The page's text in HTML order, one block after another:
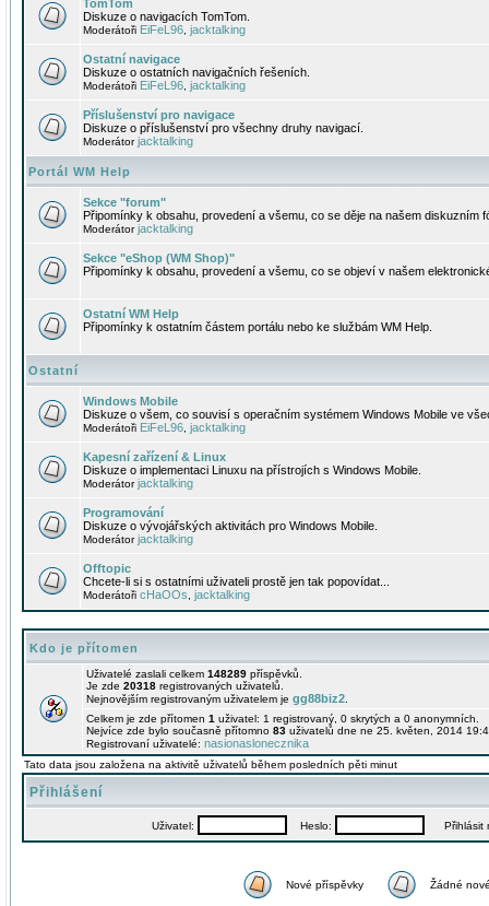
TomTom
Diskuze o navigacích TomTom.
Moderátoři EiFeL96 jacktalking
Ostatní navigace
Diskuze o ostatních navigačních řešeních.
Moderátoři EiFeL96 jacktalking
Příslušenství pro navigace
Diskuze o příslušenství pro všechny druhy navigací.
Moderátorjacktalking
Portál WM Help
Sekce "forum"
Připomínky k obsahu, provedení a všemu, co se děje na našem diskuzním
Moderátorjacktalking
Sekce "eShop (WM Shop)"
Připomínky k obsahu, provedení a všemu, co se objeví v našem
Ostatní WM Help
Připomínky k ostatním částem portálu nebo ke službám WM Help.
Ostatní
Windows Mobile
Diskuze o všem, co souvisí s operačním systémem Windows Mobile ve
Moderátoři EiFeL96 jacktalking
Kapesní zařízení & Linux
Diskuze o implementaci Linuxu na přístrojích s Windows Mobile.
Moderátorjacktalking
Programování
Diskuze o vývojářských aktivitách pro Windows Mobile.
Moderátorjacktalking
Offtopic
Chcete-li si s ostatními uživateli prostě jen tak popovídat...
Moderátoři cHaOOs jacktalking
Kdo je přítomen
Uživatelé zaslali celkem 148289 příspěvků.
Je zde 20318 registrovaných uživatelů.
Nejnovějším registrovaným uživatelem je gg88biz2
Celkem je zde přítomen 1 uživatel: 1 registrovaný, 0 skrytých a 0
Nejvíce zde bylo současně přítomno 83 uživatelů dne ne 25. květen, 2014
Registrovaní uživatelé: nasionaslonecznika
Tato data jsou založena na aktivitě uživatelů během posledních pěti minut
Přihlášení
Uživatel: Heslo: Přihlásit
Nové příspěvky Žádné